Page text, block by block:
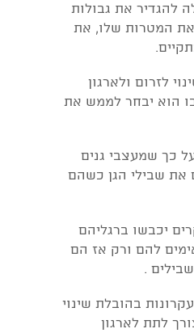
להגדיר את גבולות
את המטרות שלו, את
לזרום ולארגון
הוא יבחר לממש את
כך שמעצבי גנים
את שבילי הגן כשהם
יכבשו ברגליהם
להם ורק אז הם
.
בהובלת שינוי
לתת לארגון